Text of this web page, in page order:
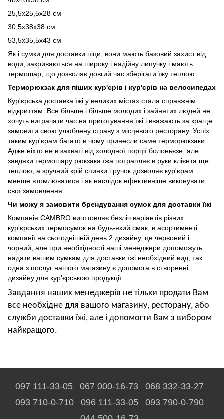
25,5х25,5х28 см
30,5х38х38 см
53,5х35,5х43 см
Як і сумки для доставки піци, вони мають базовий захист від
води, закриваються на широку і надійну липучку і мають
термошар, що дозволяє довгий час зберігати їжу теплою.
Терморюкзак для піших кур'єрів і кур'єрів на велосипедах
Кур'єрська доставка їжі у великих містах стала справжнім
відкриттям. Все більше і більше молодих і зайнятих людей не
хочуть витрачати час на приготування їжі і вважають за краще
замовити свою улюблену страву з місцевого ресторану. Успіх
таким кур'єрам багато в чому принесли саме терморюкзаки.
Адже ніхто не в захваті від холодної порції болоньєзе, але
завдяки термошару рюкзака їжа потрапляє в руки клієнта ще
теплою, а зручний крій спинки і ручок дозволяє кур'єрам
менше втомлюватися і як наслідок ефективніше виконувати
свої замовлення.
Чи можу я замовити брендування сумок для доставки їжі
Компанія CAMBRO виготовляє безліч варіантів різних
кур'єрських термосумок на будь-який смак, в асортименті
компанії на сьогоднішній день 2 дизайну, це червоний і
чорний, але при необхідності наші менеджери допоможуть
надати вашим сумкам для доставки їжі необхідний вид, так
одна з послуг нашого магазину є допомога в створенні
дизайну для кур'єрською продукції.
Завдання наших менеджерів не тільки продати Вам
все необхідне для вашого магазину, ресторану, або
служби доставки їжі, але і допомогти Вам з вибором
найкращого.
097 111-33-05 067 000-16-73
068 332-33-27
093 710-0-710
096 111-33-05
093 790-0-790